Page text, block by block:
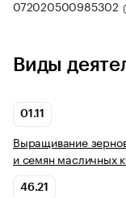
072020500985302
Виды
01.11
Выращивание
и семян масличных
46.21